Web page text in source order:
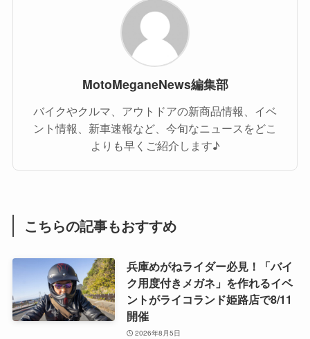
MotoMeganeNews編集部
バイクやクルマ、アウトドアの新商品情報、イベ
ント情報、新車速報など、今旬なニュースをどこ
よりも早くご紹介します♪
こちらの記事もおすすめ
兵庫めがねライダー必見！「バイ
ク用度付きメガネ」を作れるイベ
ントがライコランド姫路店で8/11
開催
2026年8月5日